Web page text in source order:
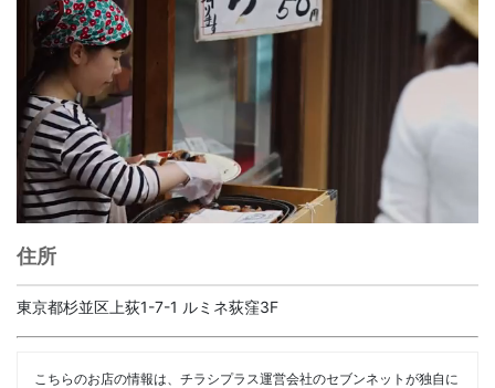
住所
東京都杉並区上荻1-7-1 ルミネ荻窪3F
こちらのお店の情報は、チラシプラス運営会社のセブンネットが独自に